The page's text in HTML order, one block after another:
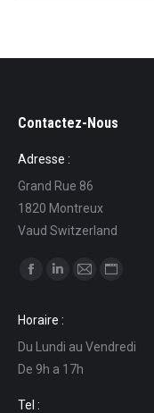
Contactez-Nous
Adresse :
Grand Rue 86
1820 Montreux
Vaud Switzerland
Ci puoi trovare su:
opens
in
new
window
opens
in
new
in
opens
Horaire :
Du Lundi au Vendredi
De 9h a 17h
Tel :